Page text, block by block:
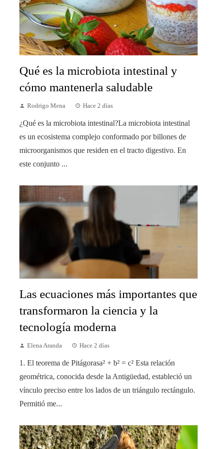
Qué es la microbiota intestinal y
cómo mantenerla saludable
Rodrigo Mena Hace 2 días
¿Qué es la microbiota intestinal?La microbiota intestinal
es un ecosistema complejo conformado por billones de
microorganismos que residen en el tracto digestivo. En
este conjunto ...
Las ecuaciones más importantes que
transformaron la ciencia y la
tecnología moderna
Elena Aranda Hace 2 días
1. El teorema de Pitágorasa² + b² = c² Esta relación
geométrica, conocida desde la Antigüedad, estableció un
vínculo preciso entre los lados de un triángulo rectángulo.
Permitió me...